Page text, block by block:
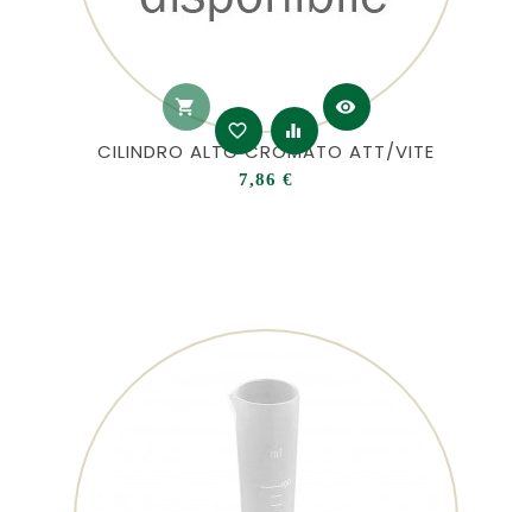
shopping_cart
favorite_border
equalizer
visibility
CILINDRO ALTO CROMATO ATT/VITE
7,86 €